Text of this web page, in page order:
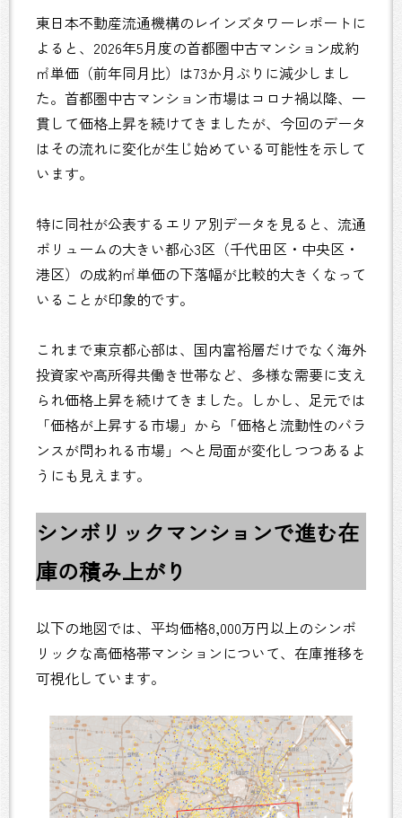
東日本不動産流通機構のレインズタワーレポートに
よると、2026年5月度の首都圏中古マンション成約
㎡単価（前年同月比）は73か月ぶりに減少しまし
た。首都圏中古マンション市場はコロナ禍以降、一
貫して価格上昇を続けてきましたが、今回のデータ
はその流れに変化が生じ始めている可能性を示して
います。
特に同社が公表するエリア別データを見ると、流通
ボリュームの大きい都心3区（千代田区・中央区・
港区）の成約㎡単価の下落幅が比較的大きくなって
いることが印象的です。
これまで東京都心部は、国内富裕層だけでなく海外
投資家や高所得共働き世帯など、多様な需要に支え
られ価格上昇を続けてきました。しかし、足元では
「価格が上昇する市場」から「価格と流動性のバラ
ンスが問われる市場」へと局面が変化しつつあるよ
うにも見えます。
シンボリックマンションで進む在
庫の積み上がり
以下の地図では、平均価格8,000万円以上のシンボ
リックな高価格帯マンションについて、在庫推移を
可視化しています。